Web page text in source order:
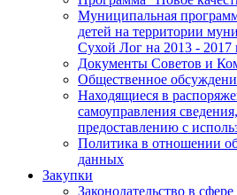
Муниципальная
детей на территории
Сухой Лог на 2013 - 2017
Документы Советов и
Общественное
Находящиеся в
самоуправления
предоставлению с
Политика в отношении
данных
Закупки
Законодательство в